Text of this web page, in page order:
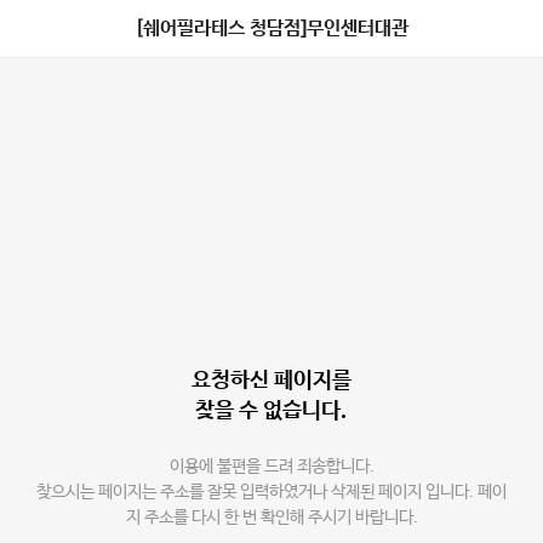
[쉐어필라테스 청담점]무인센터대관
요청하신 페이지를
찾을 수 없습니다.
이용에 불편을 드려 죄송합니다.
찾으시는 페이지는 주소를 잘못 입력하였거나 삭제된 페이지 입니다. 페이
지 주소를 다시 한 번 확인해 주시기 바랍니다.